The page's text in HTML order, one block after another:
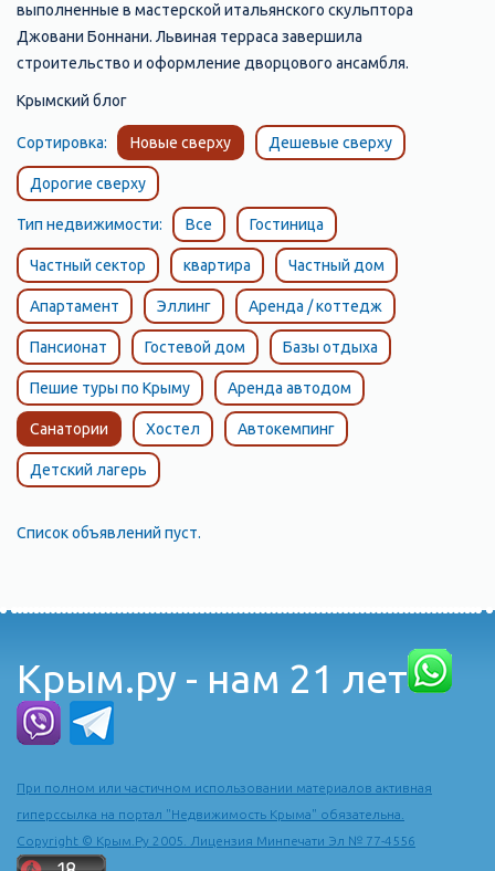
выполненные в мастерской итальянского скульптора
Джовани Боннани. Львиная терраса завершила
строительство и оформление дворцового ансамбля.
Крымский блог
Сортировка: Новые сверху Дешевые сверху
Дорогие сверху
Тип недвижимости: Все Гостиница
Частный сектор квартира Частный дом
Апартамент Эллинг Аренда / коттедж
Пансионат Гостевой дом Базы отдыха
Пешие туры по Крыму Аренда автодом
Санатории Хостел Автокемпинг
Детский лагерь
Список объявлений пуст.
Крым.ру - нам 21 лет
При полном или частичном использовании материалов активная
гиперссылка на портал "Недвижимость Крыма" обязательна.
Copyright © Крым.Ру 2005. Лицензия Минпечати Эл № 77-4556